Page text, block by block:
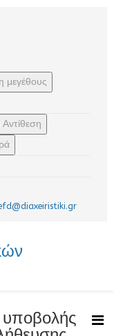
μεγέθους
Αντίθεση